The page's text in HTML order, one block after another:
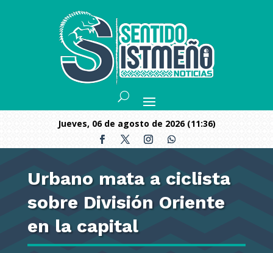
jueves, 06 de agosto de 2026 (11:36)
Urbano mata a ciclista
sobre División Oriente
en la capital